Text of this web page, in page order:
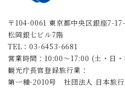
〒104-0061 東京都中央区銀座7-
松岡銀七ビル7階
TEL：03-6453-6681
営業時間：10:00〜17:00 (土・日
観光庁長官登録旅行業：
第一種-2010号 社団法人 日本旅行